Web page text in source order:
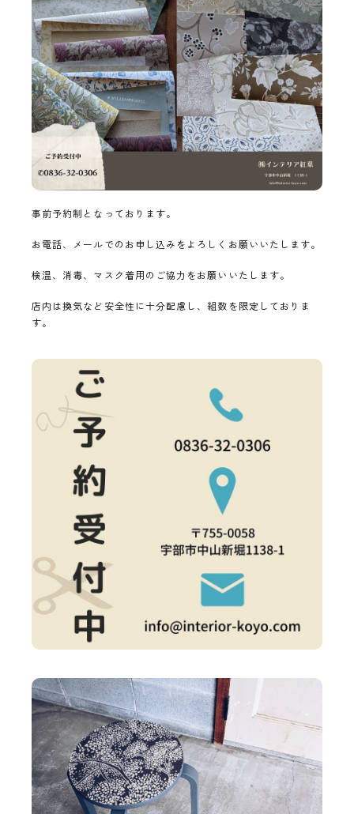
事前予約制となっております。
お電話、メールでのお申し込みをよろしくお願いいたします。
検温、消毒、マスク着用のご協力をお願いいたします。
店内は換気など安全性に十分配慮し、組数を限定しておりま
す。